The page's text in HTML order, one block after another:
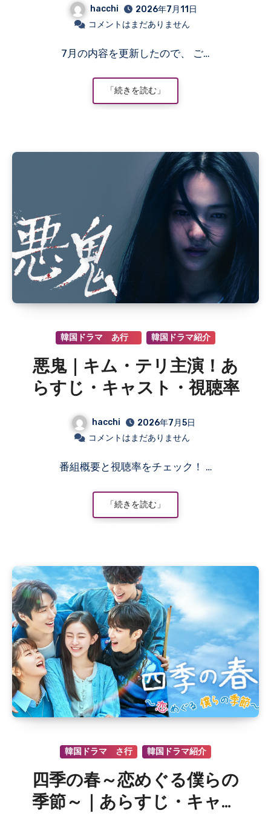
hacchi
2026年7月11日
コメントはまだありません
7月の内容を更新したので、 ご…
「続きを読む」
韓国ドラマ あ行 韓国ドラマ紹介
悪鬼｜キム・テリ主演！あ
らすじ・キャスト・視聴率
hacchi
2026年7月5日
コメントはまだありません
番組概要と視聴率をチェック！ …
「続きを読む」
韓国ドラマ さ行 韓国ドラマ紹介
四季の春～恋めぐる僕らの
季節～｜あらすじ・キャス